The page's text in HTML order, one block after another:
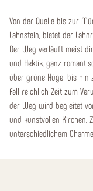
Von der Quelle bis zur
Lahnstein, bietet der
Der Weg verläuft meist
und Hektik, ganz
über grüne Hügel bis hin
Fall reichlich Zeit zum
der Weg wird begleitet
und kunstvollen Kirchen.
unterschiedlichem